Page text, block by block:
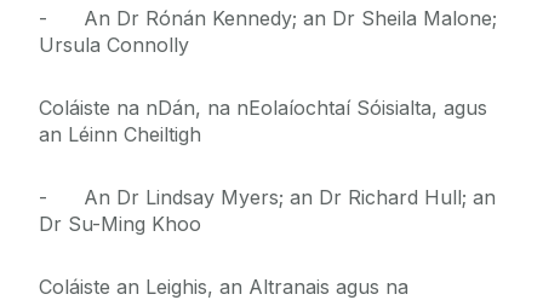
- An Dr Rónán Kennedy; an Dr Sheila Malone;
Ursula Connolly
Coláiste na nDán, na nEolaíochtaí Sóisialta, agus
an Léinn Cheiltigh
- An Dr Lindsay Myers; an Dr Richard Hull; an
Dr Su-Ming Khoo
Coláiste an Leighis, an Altranais agus na